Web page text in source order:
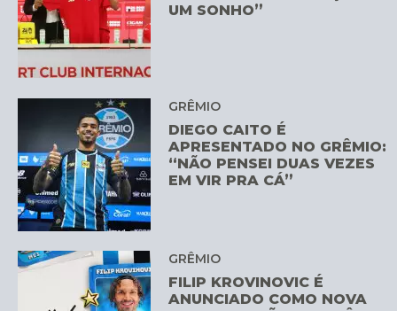
UM SONHO”
GRÊMIO
DIEGO CAITO É
APRESENTADO NO GRÊMIO:
“NÃO PENSEI DUAS VEZES
EM VIR PRA CÁ”
GRÊMIO
FILIP KROVINOVIC É
ANUNCIADO COMO NOVA